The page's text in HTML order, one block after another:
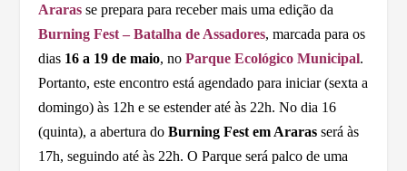
Araras se prepara para receber mais uma edição da
Burning Fest – Batalha de Assadores, marcada para os
dias 16 a 19 de maio, noParque Ecológico Municipal.
Portanto, este encontro está agendado para iniciar (sexta a
domingo) às 12h e se estender até às 22h. No dia 16
(quinta), a abertura doBurning Fest em Araras será às
17h, seguindo até às 22h. O Parque será palco de uma